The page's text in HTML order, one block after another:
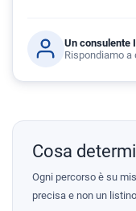
Un consulente
Rispondiamo
Cosa
Ogni percorso è su
precisa e non un